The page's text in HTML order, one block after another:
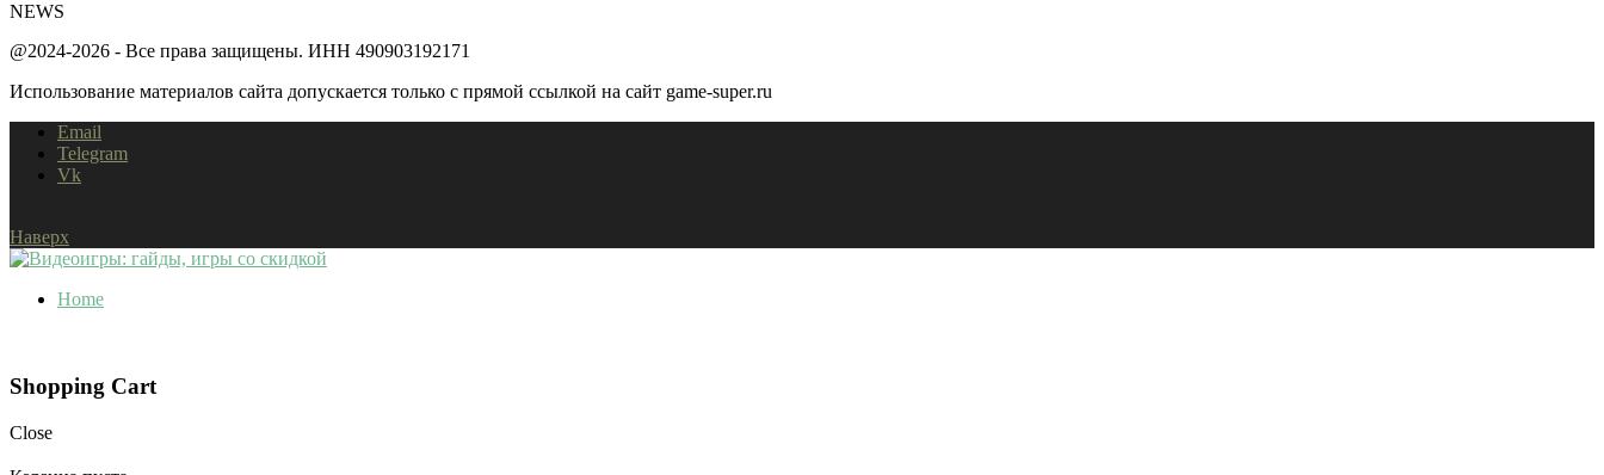
NEWS
@2024-2026 - Все права защищены. ИНН 490903192171
Использование материалов сайта допускается только с прямой ссылкой на сайт game-super.ru
Email
Telegram
Vk
Наверх
Home
Shopping Cart
Close